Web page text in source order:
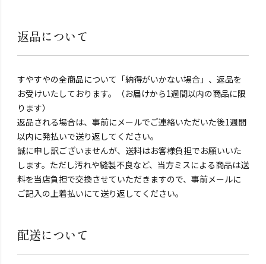
返品について
すやすやの全商品について「納得がいかない場合」、返品を
お受けいたしております。（お届けから1週間以内の商品に限
ります）
返品される場合は、事前にメールでご連絡いただいた後1週間
以内に発払いで送り返してください。
誠に申し訳ございませんが、送料はお客様負担でお願いいた
します。ただし汚れや縫製不良など、当方ミスによる商品は送
料を当店負担で交換させていただきますので、事前メールに
ご記入の上着払いにて送り返してください。
配送について